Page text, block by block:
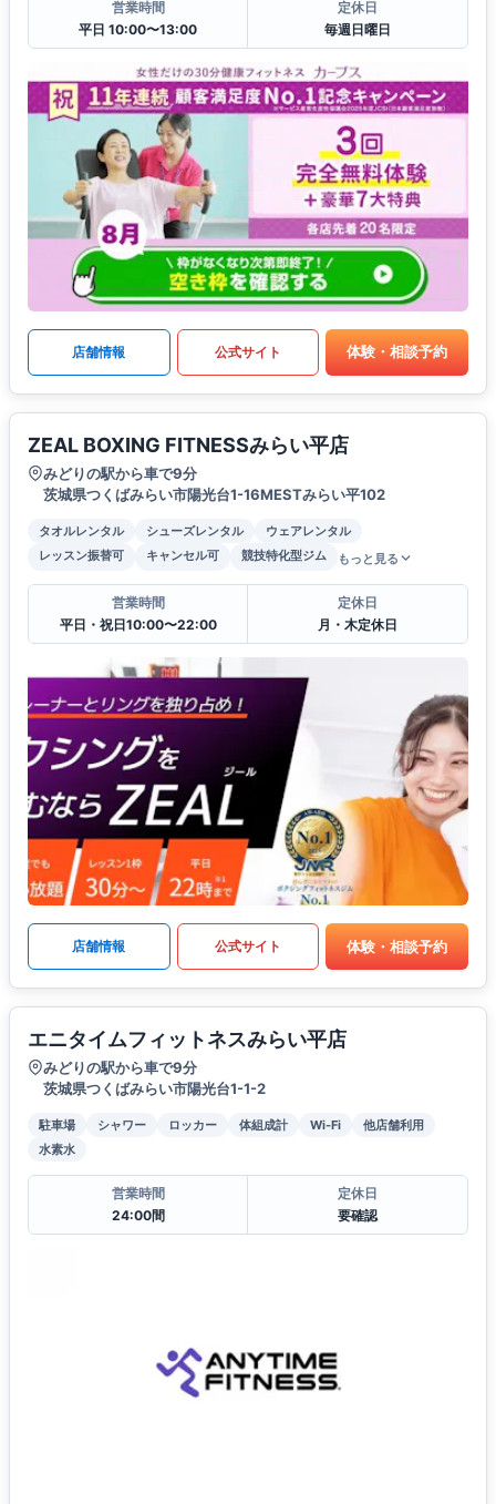
営業時間
平日 10:00〜13:00
定休日
毎週日曜日
店舗情報 公式サイト 体験・相談予約
ZEAL BOXING FITNESSみらい平店
みどりの駅から車で9分
茨城県つくばみらい市陽光台1-16MESTみらい平102
タオルレンタル シューズレンタル
ウェアレンタル
レッスン振替可
キャンセル可 競技特化型ジム もっと見る
営業時間
平日・祝日10:00〜22:00
定休日
月・木定休日
店舗情報 公式サイト 体験・相談予約
エニタイムフィットネスみらい平店
みどりの駅から車で9分
茨城県つくばみらい市陽光台1-1-2
駐車場 シャワー ロッカー 体組成計 Wi-Fi
他店舗利用
水素水
営業時間
24:00間
定休日
要確認